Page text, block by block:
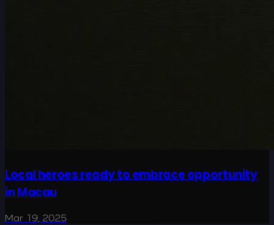
Local heroes ready to embrace opportunity
in Macau
Mar 19, 2025